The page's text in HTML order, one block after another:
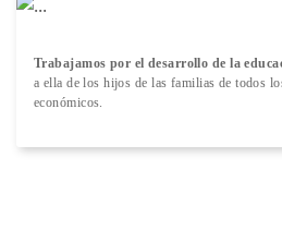
Trabajamos por el desarrollo de la
a ella de los hijos de las familias de todos
económicos.